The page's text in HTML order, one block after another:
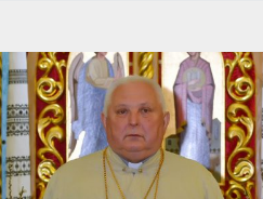
Протопресвітер о. Іван